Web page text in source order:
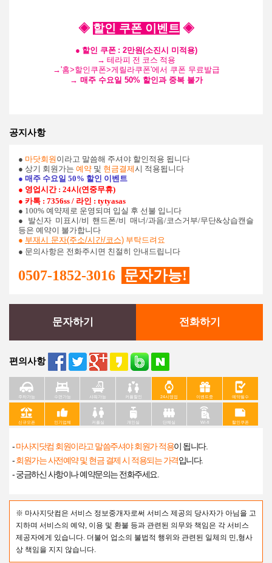
◈ 할인 쿠폰 이벤트 ◈
● 할인 쿠폰 : 2만원(소진시 미적용)
→ 테라피 전 코스 적용
→'홈>할인쿠폰>게릴라쿠폰'에서 쿠폰 무료발급
→ 매주 수요일 50% 할인과 중복 불가
공지사항
● 마닷회원 이라고 말씀해 주셔야 할인적용 됩니다
● 상기 회원가는 예약 및 현금결제시 적용됩니다
● 매주 수요일 50% 할인 이벤트
● 영업시간 : 24시(연중무휴)
● 카톡 : 7356ss / 라인 : tytyasas
● 100% 예약제로 운영되며 입실 후 선불 입니다
● 발신자 미표시/비 핸드폰/비 매너/과음/코스거부/무단&상습캔슬
등은 예약이 불가합니다
● 부재시 문자(주소/시간/코스) 부탁드려요
● 문의사항은 전화주시면 친절히 안내드립니다
0507-1852-3016 문자가능!
문자하기 전화하기
편의사항
주차가능 수면가능 샤워가능 커플할인 24시영업 이벤트중 예약필수
신규오픈 인기업체 커플실 개인실 단체실 Wi-fi 할인쿠폰
-마사지닷컴 회원이라고 말씀주셔야 회원가 적용이 됩니다.
-회원가는 사전예약 및 현금 결제 시 적용되는 가격입니다.
- 궁금하신 사항이나 예약문의는 전화주세요.
※ 마사지닷컴은 서비스 정보중개자로써 서비스 제공의 당사자가 아님을 고
지하며 서비스의 예약, 이용 및 환불 등과 관련된 의무와 책임은 각 서비스
제공자에게 있습니다. 더불어 업소의 불법적 행위와 관련된 일체의 민,형사
상 책임을 지지 않습니다.